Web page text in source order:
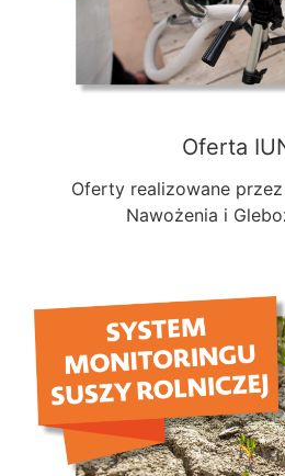
Oferta
Oferty realizowane
Nawożenia i